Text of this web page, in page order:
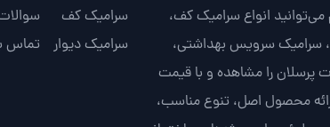
انواع سرامیک کف،
سرامیک سرویس بهداشتی،
را مشاهده و با قیمت
محصول اصل، تنوع مناسب،
سرامیک کف
سرامیک دیوار
تماس